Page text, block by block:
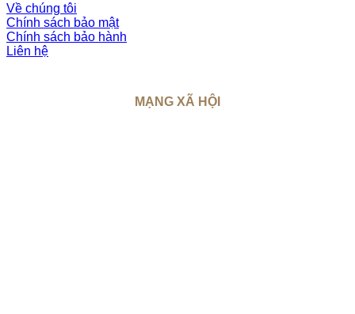
Về chúng tôi
Chính sách bảo mật
Chính sách bảo hành
Liên hệ
MẠNG XÃ HỘI